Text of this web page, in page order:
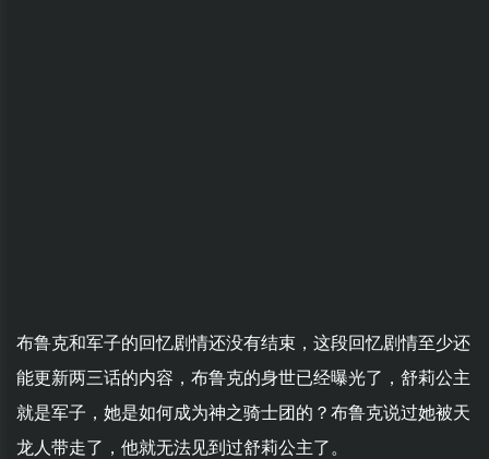
布鲁克和军子的回忆剧情还没有结束，这段回忆剧情至少还
能更新两三话的内容，布鲁克的身世已经曝光了，舒莉公主
就是军子，她是如何成为神之骑士团的？布鲁克说过她被天
龙人带走了，他就无法见到过舒莉公主了。